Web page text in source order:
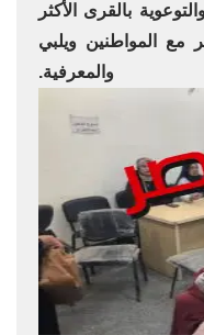
بالقرى الأكثر
مع المواطنين ويلبي
والمعرفية.